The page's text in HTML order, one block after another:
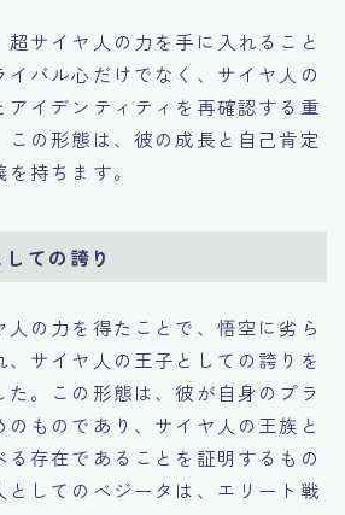
サイヤ人の力を手に入れること
イバル心だけでなく、サイヤ人の
アイデンティティを再確認する重
この形態は、彼の成長と自己肯定
持ちます。
ての誇り
の力を得たことで、悟空に劣ら
、サイヤ人の王子としての誇りを
。この形態は、彼が自身のプラ
のものであり、サイヤ人の王族と
る存在であることを証明するもの
としてのベジータは、エリート戦